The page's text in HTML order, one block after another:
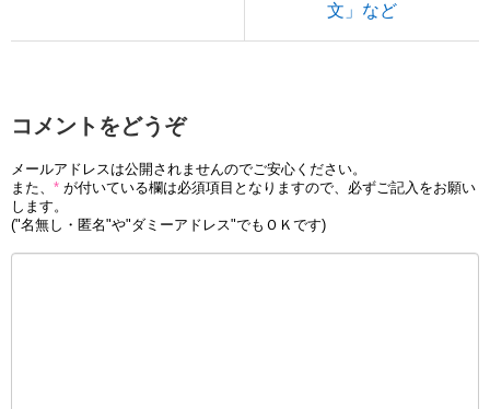
文」など
コメントをどうぞ
メールアドレスは公開されませんのでご安心ください。
また、 * が付いている欄は必須項目となりますので、必ずご記入をお願い
します。
("名無し・匿名"や"ダミーアドレス"でもＯＫです)